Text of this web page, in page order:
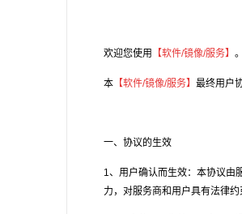
欢迎您使用 【软件/镜像/服务】 。
本 【软件/镜像/服务】 最终用户
一、协议的生效
1、用户确认而生效：本协议由
力，对服务商和用户具有法律约